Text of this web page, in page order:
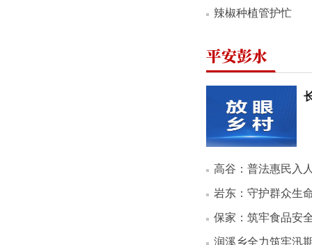
辣椒种植管护忙
平安彭水
高谷：普法惠民入
岩东：守护群众生
保家：筑牢食品安
润溪乡全力筑牢汛